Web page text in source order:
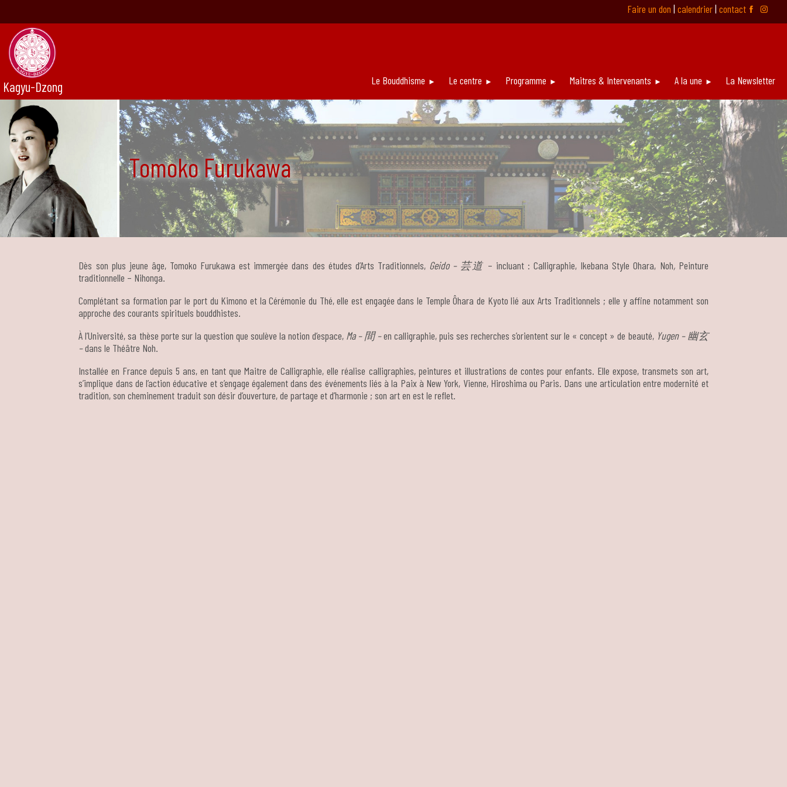
Faire un don | calendrier| contact ƹ ƿ
Kagyu-Dzong Le Bouddhisme Le centre Programme Maitres & Intervenants A la une La Newsletter
Tomoko Furukawa
Dès son plus jeune âge, Tomoko Furukawa est immergée dans des études d’Arts Traditionnels, Geido – 芸道 – incluant : Calligraphie, Ikebana Style Ohara, Noh, Peinture
traditionnelle – Nihonga.
Complétant sa formation par le port du Kimono et la Cérémonie du Thé, elle est engagée dans le Temple Ôhara de Kyoto lié aux Arts Traditionnels ; elle y affine notamment son
approche des courants spirituels bouddhistes.
À l’Université, sa thèse porte sur la question que soulève la notion d’espace, Ma –間–en calligraphie, puis ses recherches s’orientent sur le « concept » de beauté, Yugen –幽玄
–dans le Théâtre Noh.
Installée en France depuis 5 ans, en tant que Maitre de Calligraphie, elle réalise calligraphies, peintures et illustrations de contes pour enfants. Elle expose, transmets son art,
s’implique dans de l’action éducative et s’engage également dans des événements liés à la Paix à New York, Vienne, Hiroshima ou Paris. Dans une articulation entre modernité et
tradition, son cheminement traduit son désir d’ouverture, de partage et d’harmonie ; son art en est le reflet.